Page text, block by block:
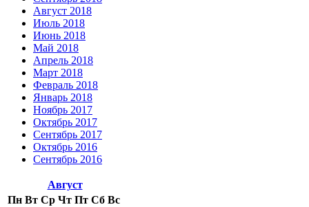
Август 2018
Июль 2018
Июнь 2018
Май 2018
Апрель 2018
Март 2018
Февраль 2018
Январь 2018
Ноябрь 2017
Октябрь 2017
Сентябрь 2017
Октябрь 2016
Сентябрь 2016
Август
Пн Вт Ср Чт Пт Сб Вс